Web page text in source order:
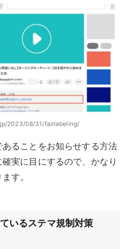
2023/08/31/fairlabeling/
ることをお知らせする方法
実に目にするので、かなり
す。
いるステマ規制対策